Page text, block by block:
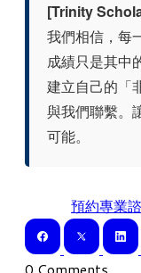
[Trinity
我們相信，每
成績只是其中
建立自己的「
與我們聯繫。
可能。
預約專業